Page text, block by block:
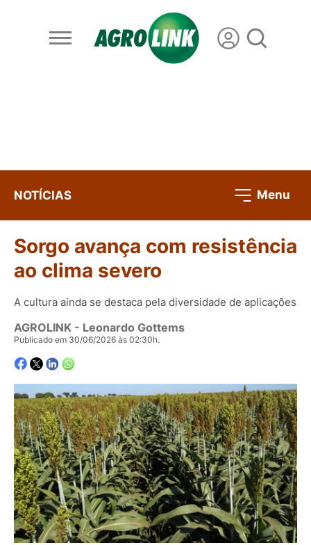
NOTÍCIAS Menu
Sorgo avança com resistência
ao clima severo
A cultura ainda se destaca pela diversidade de aplicações
AGROLINK - Leonardo Gottems
Publicado em 30/06/2026 às 02:30h.